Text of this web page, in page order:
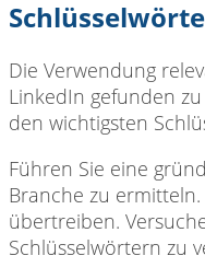
Die Verwendung
LinkedIn gefunden
den wichtigsten
Führen Sie eine
Branche zu
übertreiben.
Schlüsselwörtern zu